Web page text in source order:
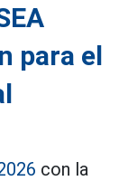
para el
con la